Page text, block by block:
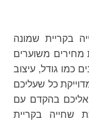
בקריית שמונה
מחירים משוערים
כמו גודל, עיצוב
כל שעליכם
בהקדם עם
שחייה בקריית